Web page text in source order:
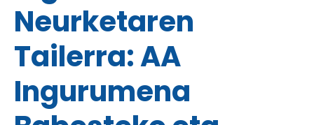
Neurketaren
Tailerra: AA
Ingurumena